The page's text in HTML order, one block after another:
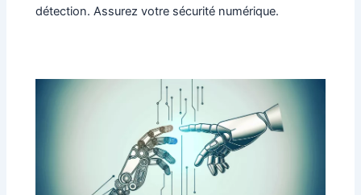
détection. Assurez votre sécurité numérique.